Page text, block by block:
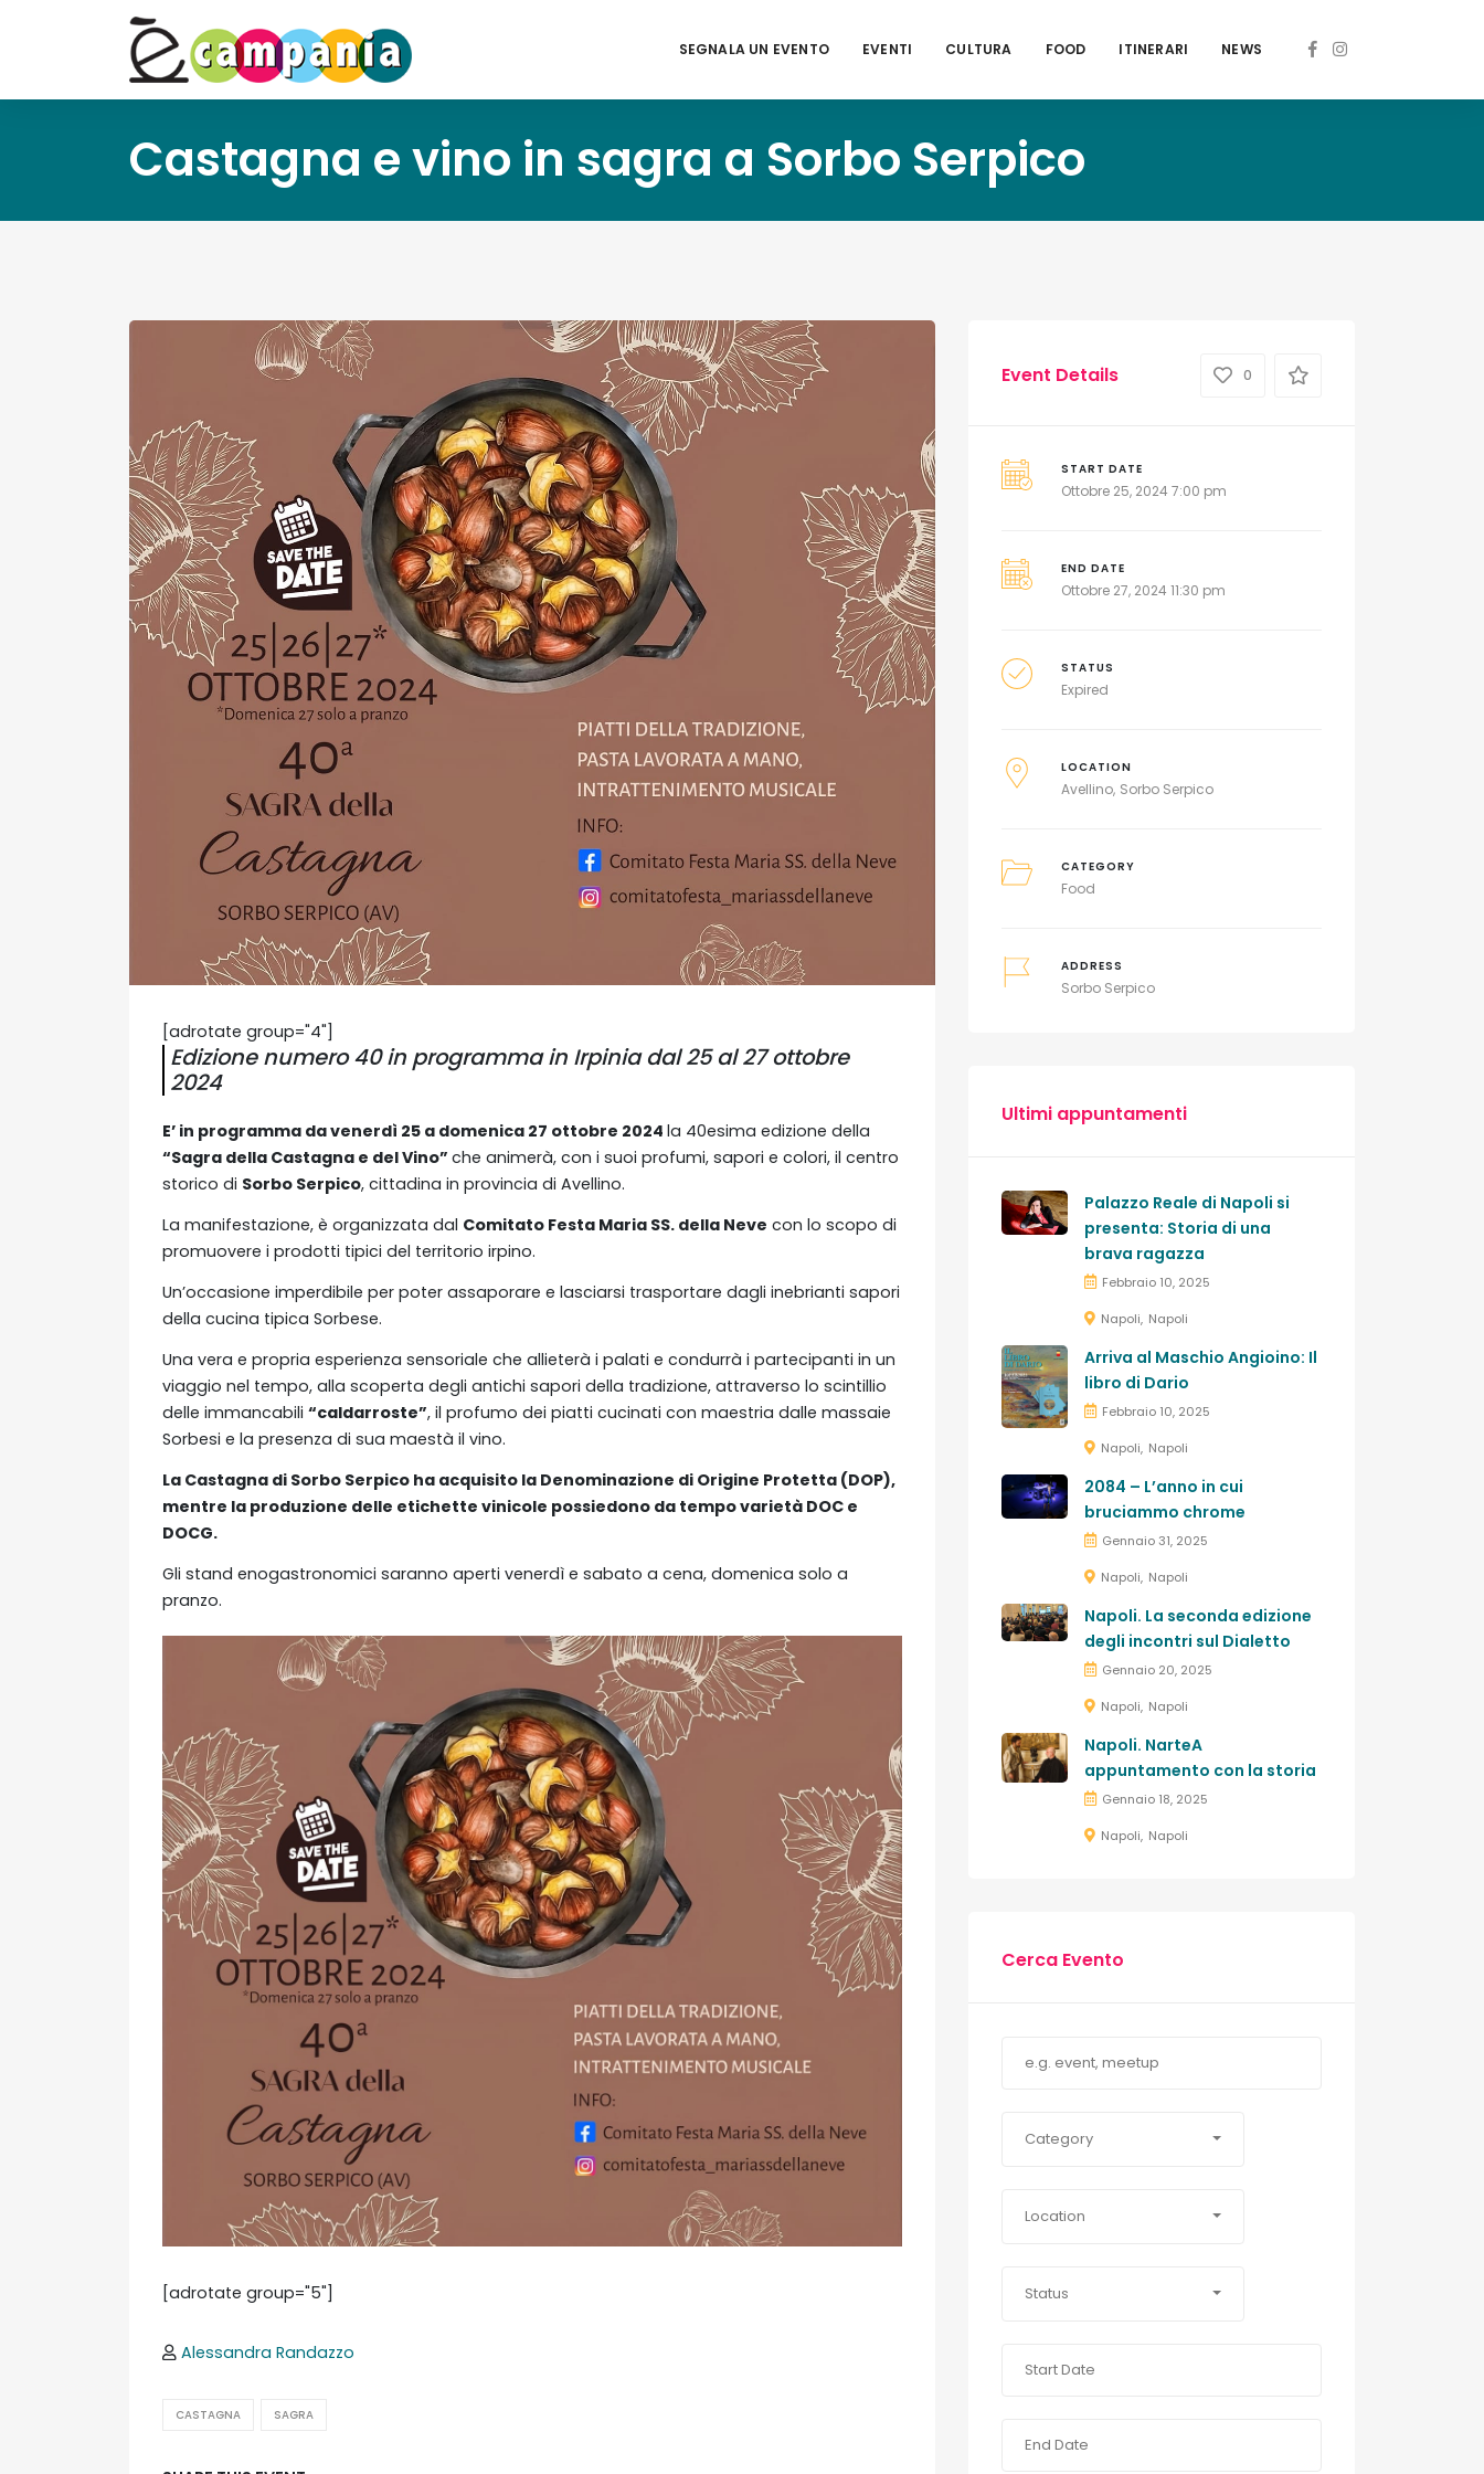
SEGNALA UN EVENTO EVENTI CULTURA FOOD ITINERARI NEWS
Castagna e vino in sagra a Sorbo Serpico
[adrotate group="4"]
Edizione numero 40 in programma in Irpinia dal 25 al 27 ottobre
2024
E’ in programma da venerdì 25 a domenica 27 ottobre 2024 la 40esima edizione della
“Sagra della Castagna e del Vino” che animerà, con i suoi profumi, sapori e colori, il centro
storico di Sorbo Serpico, cittadina in provincia di Avellino.
La manifestazione, è organizzata dal Comitato Festa Maria SS. della Neve con lo scopo di
promuovere i prodotti tipici del territorio irpino.
Un’occasione imperdibile per poter assaporare e lasciarsi trasportare dagli inebrianti sapori
della cucina tipica Sorbese.
Una vera e propria esperienza sensoriale che allieterà i palati e condurrà i partecipanti in un
viaggio nel tempo, alla scoperta degli antichi sapori della tradizione, attraverso lo scintillio
delle immancabili “caldarroste”, il profumo dei piatti cucinati con maestria dalle massaie
Sorbesi e la presenza di sua maestà il vino.
La Castagna di Sorbo Serpico ha acquisito la Denominazione di Origine Protetta (DOP),
mentre la produzione delle etichette vinicole possiedono da tempo varietà DOC e
DOCG.
Gli stand enogastronomici saranno aperti venerdì e sabato a cena, domenica solo a
pranzo.
[adrotate group="5"]
Alessandra Randazzo
CASTAGNA SAGRA
Event Details 0
START DATE
Ottobre 25, 2024 7:00 pm
END DATE
Ottobre 27, 2024 11:30 pm
STATUS
Expired
LOCATION
Avellino Sorbo Serpico
CATEGORY
Food
ADDRESS
Sorbo Serpico
Ultimi appuntamenti
Palazzo Reale di Napoli si
presenta: Storia di una
brava ragazza
Febbraio 10, 2025
Napoli Napoli
Arriva al Maschio Angioino: Il
libro di Dario
Febbraio 10, 2025
Napoli Napoli
2084 – L’anno in cui
bruciammo chrome
Gennaio 31, 2025
Napoli Napoli
Napoli. La seconda edizione
degli incontri sul Dialetto
Gennaio 20, 2025
Napoli Napoli
Napoli. NarteA
appuntamento con la storia
Gennaio 18, 2025
Napoli Napoli
Cerca Evento
Category
Location
Status